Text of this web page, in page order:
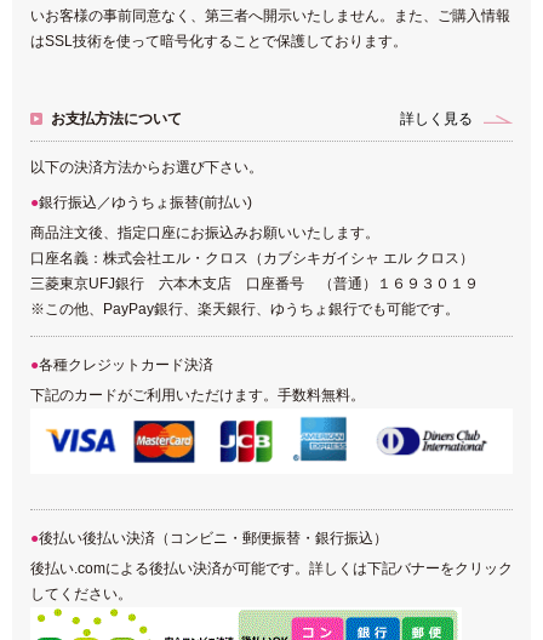
いお客様の事前同意なく、第三者へ開示いたしません。また、ご購入情報
はSSL技術を使って暗号化することで保護しております。
お支払方法について 詳しく見る
以下の決済方法からお選び下さい。
銀行振込／ゆうちょ振替(前払い)
商品注文後、指定口座にお振込みお願いいたします。
口座名義：株式会社エル・クロス（カブシキガイシャ エル クロス）
三菱東京UFJ銀行 六本木支店 口座番号 （普通）１６９３０１９
※この他、PayPay銀行、楽天銀行、ゆうちょ銀行でも可能です。
各種クレジットカード決済
下記のカードがご利用いただけます。手数料無料。
後払い後払い決済（コンビニ・郵便振替・銀行振込）
後払い.comによる後払い決済が可能です。詳しくは下記バナーをクリック
してください。